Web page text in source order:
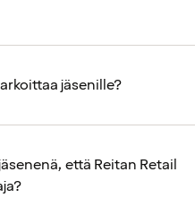
jäsenille?
että Reitan Retail